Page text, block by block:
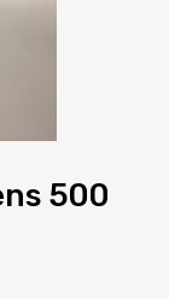
500